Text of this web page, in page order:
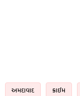
અમદાવાદ ક્રાઈમ